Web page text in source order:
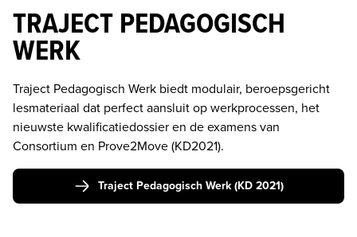
TRAJECT PEDAGOGISCH
WERK
Traject Pedagogisch Werk biedt modulair, beroepsgericht
lesmateriaal dat perfect aansluit op werkprocessen, het
nieuwste kwalificatiedossier en de examens van
Consortium en Prove2Move (KD2021).
Traject Pedagogisch Werk (KD 2021)